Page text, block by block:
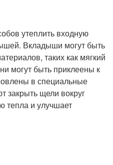
утеплить входную
Вкладыши могут быть
таких как мягкий
могут быть приклеены к
в специальные
закрыть щели вокруг
тепла и улучшает